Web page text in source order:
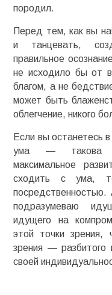
породил.
Перед тем, как вы
и танцевать,
правильное
не исходило бы от
благом, а не
может быть
облегчение, никого
Если вы останетесь
ума — такова
максимальное
сходить с ума,
подразумеваю
идущего на
этой точки зрения,
зрения — разбитого
своей